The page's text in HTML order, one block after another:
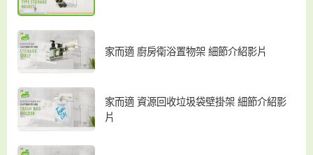
家而適 廚房衛浴置物架 細節介紹影片
家而適 資源回收垃圾袋壁掛架 細節介紹影
片